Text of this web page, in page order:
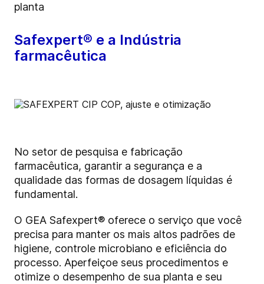
planta
Safexpert® e a Indústria
farmacêutica
No setor de pesquisa e fabricação
farmacêutica, garantir a segurança e a
qualidade das formas de dosagem líquidas é
fundamental.
O GEA Safexpert® oferece o serviço que você
precisa para manter os mais altos padrões de
higiene, controle microbiano e eficiência do
processo. Aperfeiçoe seus procedimentos e
otimize o desempenho de sua planta e seu